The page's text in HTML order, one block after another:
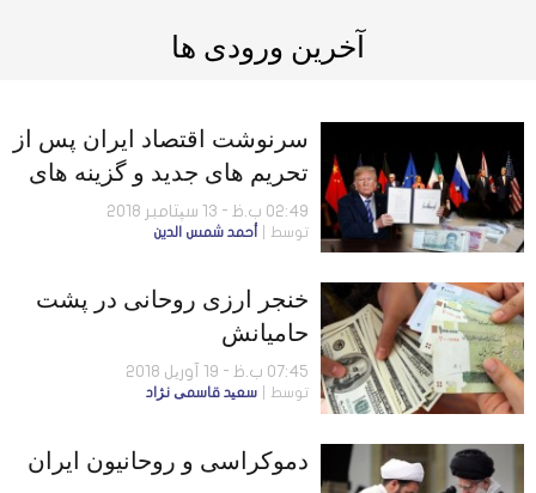
آخرین ورودی ها
سرنوشت اقتصاد ایران پس از
تحریم های جدید و گزینه های
محتمل رژیم ایران
02:49 ب.ظ - 13 سپتامبر 2018
توسط أحمد شمس الدين
خنجر ارزی روحانی در پشت
حامیانش
07:45 ب.ظ - 19 آوریل 2018
توسط سعید قاسمی نژاد
دموکراسی و روحانیون ایران